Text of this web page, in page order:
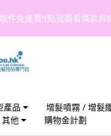
條款與細則)
產品 增髮噴霧 / 增髮
其他 購物金計劃